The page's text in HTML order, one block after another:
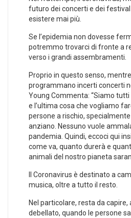
futuro dei concerti e dei
esistere mai più.
Se l’epidemia non dovesse
potremmo trovarci di fronte a
verso i grandi assembramenti.
Proprio in questo senso,
programmano incerti concerti
Young Commenta: “Siamo
e l’ultima cosa che vogliamo
persone a rischio,
anziano. Nessuno vuole
pandemia. Quindi, eccoci qui
come va, quanto durerà e
animali del nostro pianeta
Il Coronavirus è destinato a
musica, oltre a tutto il resto.
Nel particolare, resta da capire,
debellato, quando le persone